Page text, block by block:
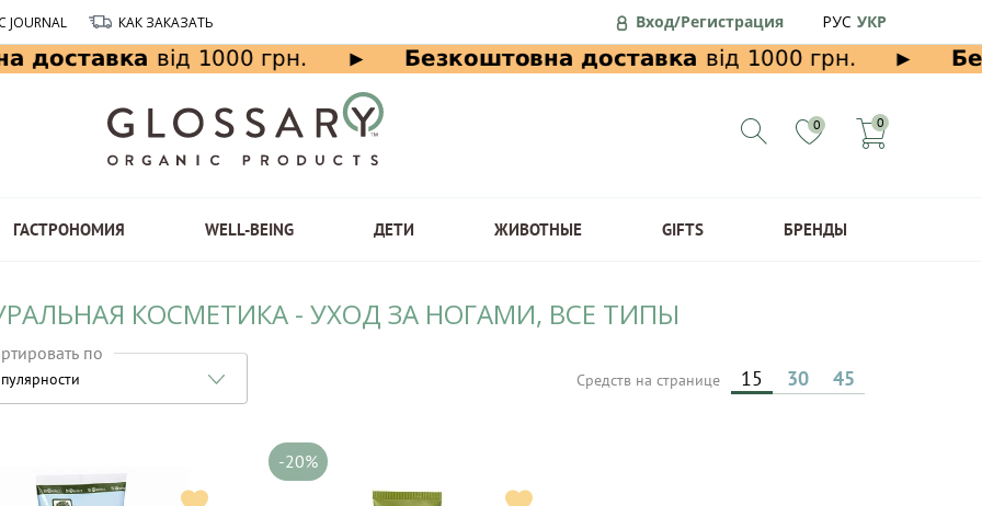
JOURNAL КАК ЗАКАЗАТЬ Вход/Регистрация РУС УКР
0 0
ГАСТРОНОМИЯ WELL-BEING ДЕТИ ЖИВОТНЫЕ GIFTS БРЕНДЫ
КОСМЕТИКА - УХОД ЗА НОГАМИ, ВСЕ ТИПЫ
по
Средств на странице 15 30 45
-20%